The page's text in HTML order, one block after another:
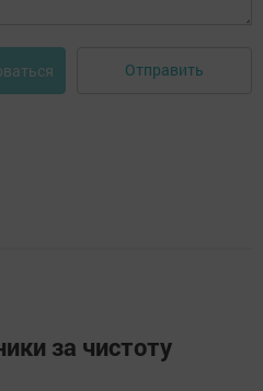
Отправить
за чистоту